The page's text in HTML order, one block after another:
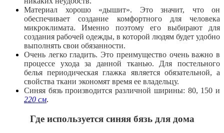
Материал хорошо «дышит». Это значит, что он
обеспечивает создание комфортного для человека
микроклимата. Именно поэтому его выбирают для
создания рабочей одежды, в которой людям будет удобно
выполнять свои обязанности.
Очень легко гладить. Это преимущество очень важно в
процессе ухода за данной тканью. Для постельного
белья периодическая глажка является обязательной, а
свойства ткани экономят время ее владельцу.
Синяя бязь производится различной ширины: 80, 150 и
220 см.
Где используется синяя бязь для дома